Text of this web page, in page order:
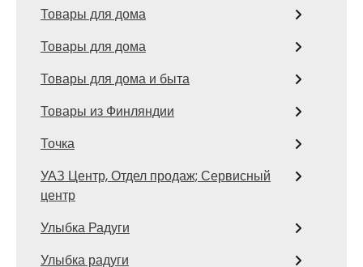
Товары для дома
Товары для дома
Товары для дома и быта
Товары из Финляндии
Точка
УАЗ Центр, Отдел продаж; Сервисный
центр
Улыбка Радуги
Улыбка радуги